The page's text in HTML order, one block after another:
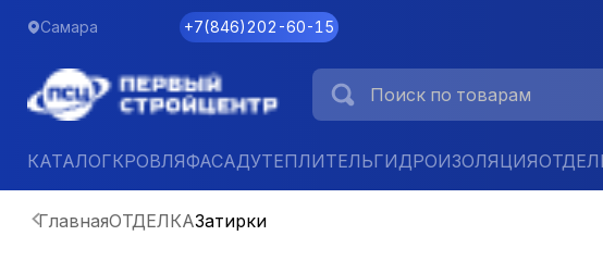
Самара +7(846)202-60-15
КАТАЛОГКРОВЛЯФАСАДУТЕПЛИТЕЛЬГИДРОИЗОЛЯЦИЯ
ГлавнаяОТДЕЛКАЗатирки